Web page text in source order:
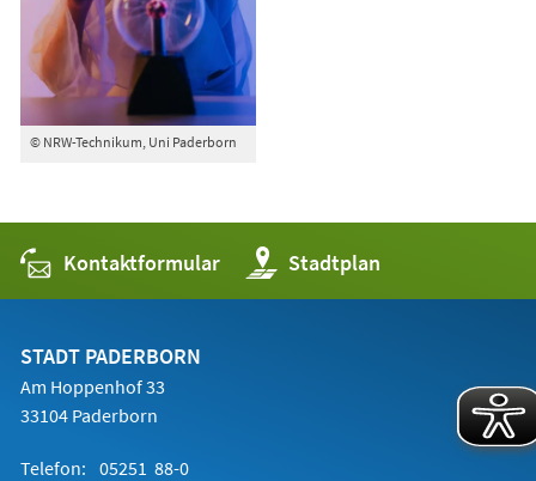
© NRW-Technikum, Uni Paderborn
Kontaktformular Stadtplan
(Öffnet
in
einem
STADT PADERBORN
Am Hoppenhof 33
33104 Paderborn
Telefon: 05251 88-0